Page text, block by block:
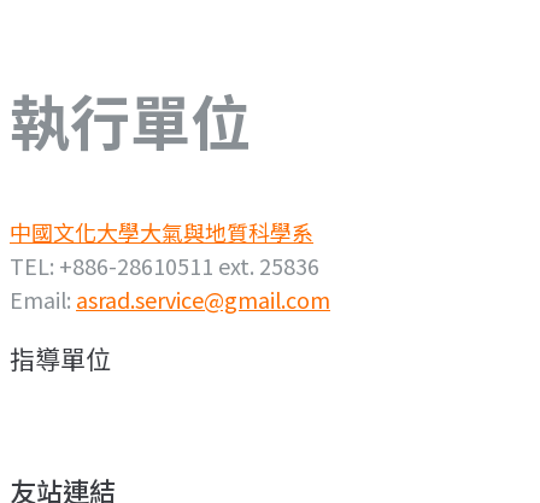
執行單位
中國文化大學大氣與地質科學系
TEL: +886-28610511 ext. 25836
Email: asrad.service@gmail.com
指導單位
友站連結